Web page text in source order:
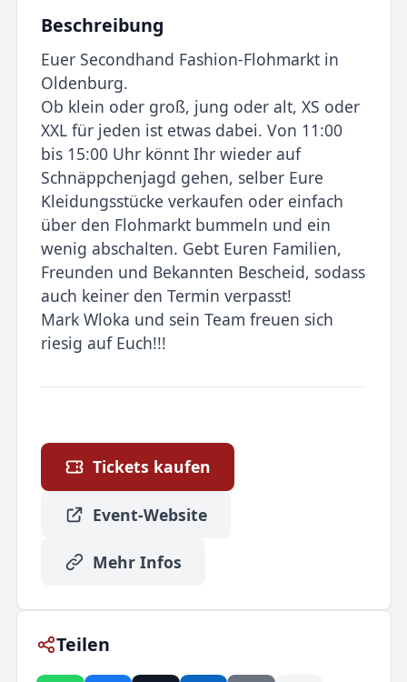
Beschreibung
Euer Secondhand Fashion-Flohmarkt in
Oldenburg.
Ob klein oder groß, jung oder alt, XS oder
XXL für jeden ist etwas dabei. Von 11:00
bis 15:00 Uhr könnt Ihr wieder auf
Schnäppchenjagd gehen, selber Eure
Kleidungsstücke verkaufen oder einfach
über den Flohmarkt bummeln und ein
wenig abschalten. Gebt Euren Familien,
Freunden und Bekannten Bescheid, sodass
auch keiner den Termin verpasst!
Mark Wloka und sein Team freuen sich
riesig auf Euch!!!
Tickets kaufen
Event-Website
Mehr Infos
Teilen